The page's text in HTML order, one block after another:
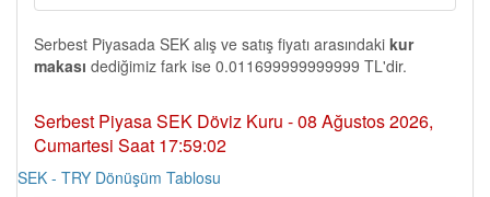
Serbest Piyasada SEK alış ve satış fiyatı arasındaki kur
makası dediğimiz fark ise 0.011699999999999 TL'dir.
Serbest Piyasa SEK Döviz Kuru - 08 Ağustos 2026,
Cumartesi Saat 17:59:02
SEK - TRY Dönüşüm Tablosu